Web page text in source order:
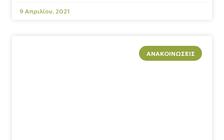
9 Απριλίου, 2021
ΑΝΑΚΟΙΝΏΣΕΙΣ